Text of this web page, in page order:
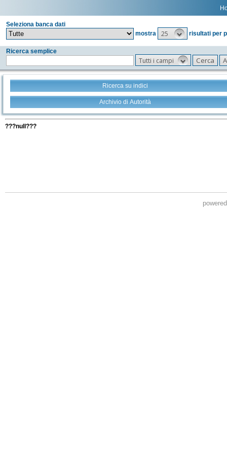
Seleziona banca dati
mostra
25 risultati per
Ricerca semplice
Tutti i campi
Ricerca su indici
Archivio di Autorità
???null???